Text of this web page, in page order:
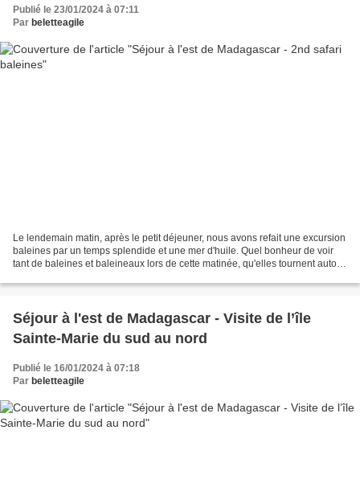
Publié le 23/01/2024 à 07:11
Par beletteagile
Le lendemain matin, après le petit déjeuner, nous avons refait une excursion
baleines par un temps splendide et une mer d'huile. Quel bonheur de voir
tant de baleines et baleineaux lors de cette matinée, qu'elles tournent autour
Séjour à l'est de Madagascar - Visite de l’île
Sainte-Marie du sud au nord
Publié le 16/01/2024 à 07:18
Par beletteagile